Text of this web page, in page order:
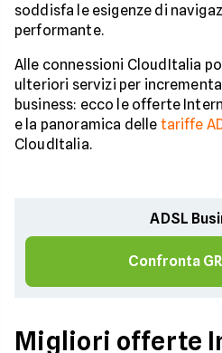
soddisfa le esigenze di
performante.
Alle connessioni CloudItalia
ulteriori servizi per
business: ecco le offerte
e la panoramica delle tariffe
CloudItalia.
ADSL
Confronta
Migliori offerte